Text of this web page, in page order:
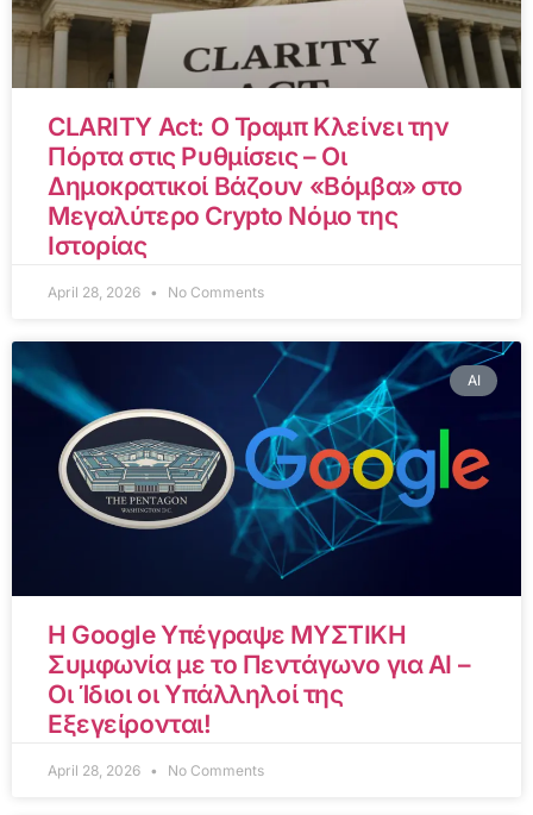
CLARITY Act: Ο Τραμπ Κλείνει την
Πόρτα στις Ρυθμίσεις – Οι
Δημοκρατικοί Βάζουν «Βόμβα» στο
Μεγαλύτερο Crypto Νόμο της
Ιστορίας
April 28, 2026 No Comments
AI
Η Google Υπέγραψε ΜΥΣΤΙΚΗ
Συμφωνία με το Πεντάγωνο για AI –
Οι Ίδιοι οι Υπάλληλοί της
Εξεγείρονται!
April 28, 2026 No Comments